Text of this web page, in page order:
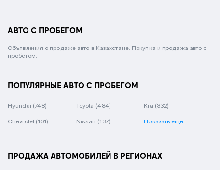
АВТО С ПРОБЕГОМ
Объявления о продаже авто в Казахстане. Покупка и продажа авто с
пробегом.
ПОПУЛЯРНЫЕ АВТО С ПРОБЕГОМ
Hyundai (748) Toyota (484) Kia (332)
Chevrolet (161) Nissan (137) Показать еще
ПРОДАЖА АВТОМОБИЛЕЙ В РЕГИОНАХ